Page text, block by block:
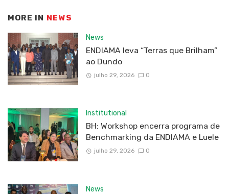
MORE IN NEWS
News
ENDIAMA leva “Terras que Brilham”
ao Dundo
julho 29, 2026 0
Institutional
BH: Workshop encerra programa de
Benchmarking da ENDIAMA e Luele
julho 29, 2026 0
News